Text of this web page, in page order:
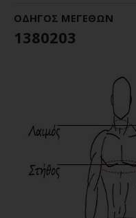
ΟΔΗΓΌΣ ΜΕΓΕΘΏΝ
1380203